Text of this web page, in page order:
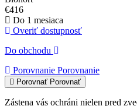
€416
Do 1 mesiaca
Overiť dostupnosť
Do obchodu
Porovnanie Porovnanie
Porovnať Porovnať
Zástena vás ochráni nielen pred